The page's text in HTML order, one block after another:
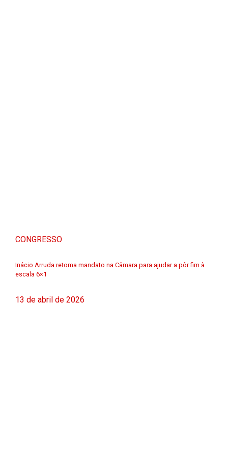
CONGRESSO
Inácio Arruda retoma mandato na Câmara para ajudar a pôr fim à
escala 6×1
13 de abril de 2026